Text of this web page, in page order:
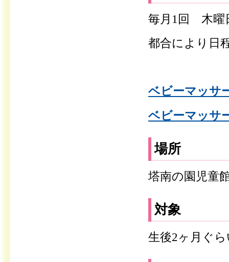
毎月1回 木曜
都合により日
ベビーマッサ
ベビーマッサ
場所
塔南の園児童
対象
生後2ヶ月ぐ